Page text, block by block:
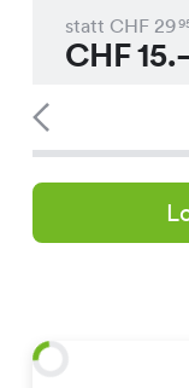
statt CHF 29
CHF